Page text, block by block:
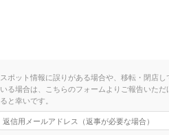
スポット情報に誤りがある場合や、移転・閉店し
いる場合は、こちらのフォームよりご報告いただ
ると幸いです。